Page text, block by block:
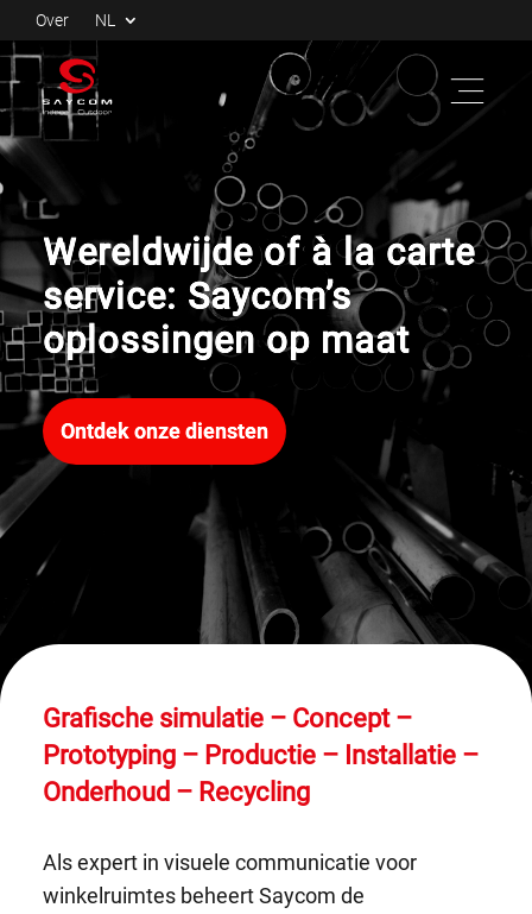
Over NL
Wereldwijde of à la carte
service: Saycom’s
oplossingen op maat
Ontdek onze diensten
Grafische simulatie – Concept –
Prototyping – Productie – Installatie –
Onderhoud – Recycling
Als expert in visuele communicatie voor
winkelruimtes beheert Saycom de